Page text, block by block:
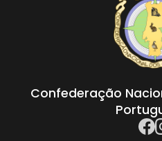
Confederação